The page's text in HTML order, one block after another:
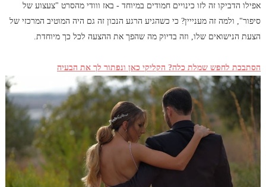
אפילו הדביקו זה לזו כינויים חמודים במיוחד - באז ווודי מהסרט "צעצוע של
סיפור", ולמה זה מענייין? כי כשהגיע הרגע הנכון זה גם היה המוטיב המרכזי של
הצעת הנישואים שלו, וזה בדיוק מה שהפך את ההצעה לכל כך מיוחדת.
הסתבכת לחפש שמלת כלה? הקליקי כאן ונפתור לך את הבעיה